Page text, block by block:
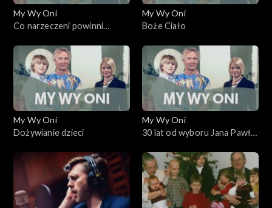
My Wy Oni
Co narzeczeni powinni
ślubem
My Wy Oni
Boże Ciało
My Wy Oni
Dożywianie dzieci
My Wy Oni
30 lat od wyboru Jana Pawła